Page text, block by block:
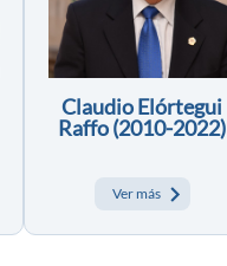
Claudio Elórtegui
Raffo (2010-2022)
Ver más